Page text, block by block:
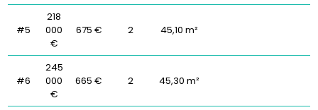
#5
218
000
€
675 € 2 45,10 m²
#6
245
000
€
665 € 2 45,30 m²